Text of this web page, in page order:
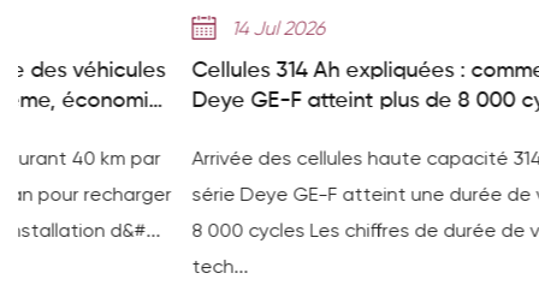
Cellules 314 Ah expliquées : comment la série
Deye GE-F atteint plus de 8 000 cycles
Arrivée des cellules haute capacité 314 Ah : comment
série Deye GE-F atteint une durée de vie de
8 000 cycles Les chiffres de durée de vie sur une fiche